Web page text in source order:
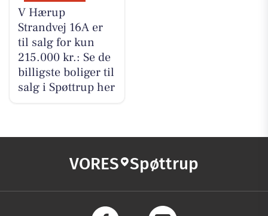
V Hærup
Strandvej 16A er
til salg for kun
215.000 kr.: Se de
billigste boliger til
salg i Spøttrup her
VORES Spøttrup